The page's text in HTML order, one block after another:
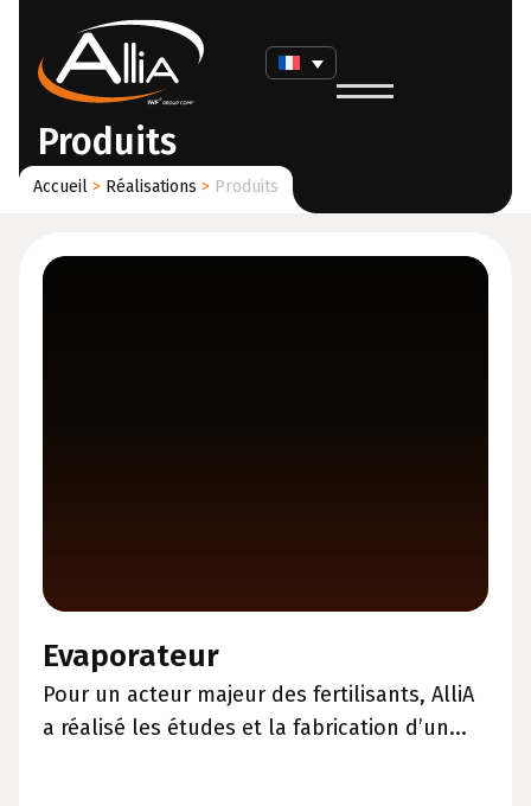
Produits
Accueil > Réalisations > Produits
Evaporateur
Pour un acteur majeur des fertilisants, AlliA
a réalisé les études et la fabrication d’un...